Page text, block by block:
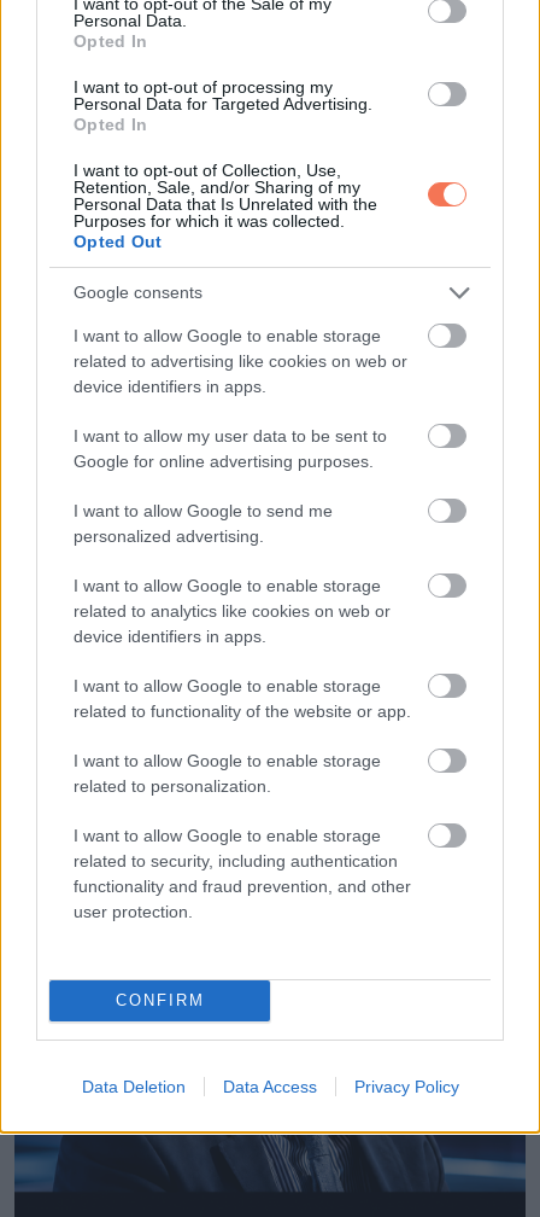
Personal Data.
Opted In
I want to opt-out of processing my
Personal Data for Targeted Advertising.
Opted In
I want to opt-out of Collection, Use,
Retention, Sale, and/or Sharing of my
Personal Data that Is Unrelated with the
Purposes for which it was collected.
Opted Out
Google consents
I want to allow Google to enable storage
related to advertising like cookies on web or
device identifiers in apps.
I want to allow my user data to be sent to
Google for online advertising purposes.
I want to allow Google to send me
personalized advertising.
I want to allow Google to enable storage
related to analytics like cookies on web or
device identifiers in apps.
I want to allow Google to enable storage
related to functionality of the website or app.
I want to allow Google to enable storage
related to personalization.
I want to allow Google to enable storage
related to security, including authentication
functionality and fraud prevention, and other
user protection.
CONFIRM
Data Deletion Data Access Privacy Policy
Novais Piano Worship
Oszd meg ezt a posztot:
WhatsappRedditShare
Email
December 31.-ig ez vár mindenkire!
KÖVETKEZŐ POSZT
3 csillagjegy, ami erős, szinte mágneses
aurával rendelkezik
További bejegyzések